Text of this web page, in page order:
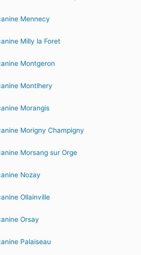
Mennecy
Milly la Foret
Montgeron
Montlhery
Morangis
Morigny Champigny
Morsang sur Orge
Nozay
Ollainville
Orsay
Palaiseau